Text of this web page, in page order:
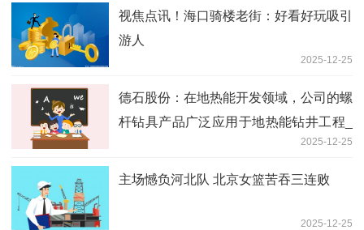
视焦点讯！海口骑楼老街：好看好玩吸引
游人
2025-12-25
德石股份：在地热能开发领域，公司的螺
杆钻具产品广泛应用于地热能钻井工程_
2025-12-25
主场憾负河北队 北京女篮苦吞三连败
2025-12-25